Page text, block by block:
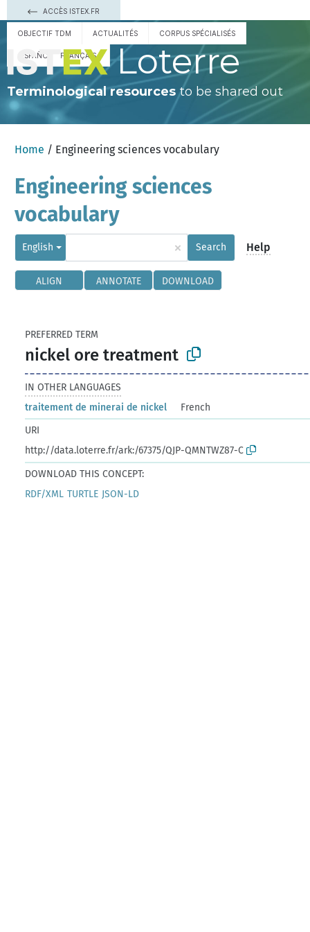
ACCÈS ISTEX.FR
OBJECTIF TDM ACTUALITÉS CORPUS SPÉCIALISÉS
ESPAÑOL FRANÇAIS Loterre
Terminological resourcesto be shared out
Home / Engineering sciences vocabulary
Engineering sciences
vocabulary
English × Search Help
ALIGN ANNOTATE DOWNLOAD
PREFERRED TERM
nickel ore treatment
IN OTHER LANGUAGES
traitement de minerai de nickel
French
URI
http://data.loterre.fr/ark:/67375/QJP-QMNTWZ87-C
DOWNLOAD THIS CONCEPT:
RDF/XML TURTLE JSON-LD